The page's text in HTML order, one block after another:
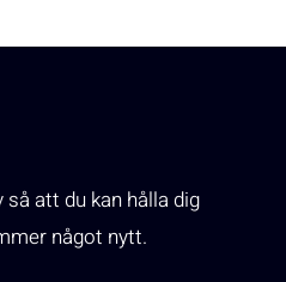
att du kan hålla dig
något nytt.